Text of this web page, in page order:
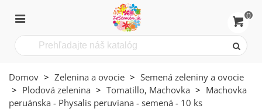
0
Domov > Zelenina a ovocie > Semená zeleniny a ovocie
> Plodová zelenina > Tomatillo, Machovka > Machovka
peruánska - Physalis peruviana - semená - 10 ks